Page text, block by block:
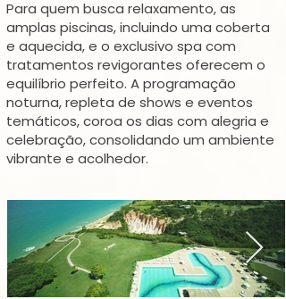
Para quem busca relaxamento, as
amplas piscinas, incluindo uma coberta
e aquecida, e o exclusivo spa com
tratamentos revigorantes oferecem o
equilíbrio perfeito. A programação
noturna, repleta de shows e eventos
temáticos, coroa os dias com alegria e
celebração, consolidando um ambiente
vibrante e acolhedor.